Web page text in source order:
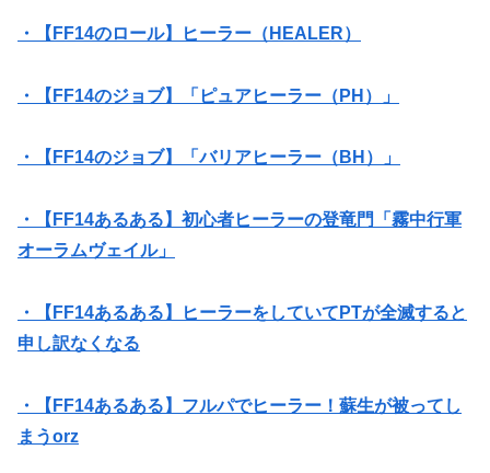
・【FF14のロール】ヒーラー（HEALER）
・【FF14のジョブ】「ピュアヒーラー（PH）」
・【FF14のジョブ】「バリアヒーラー（BH）」
・【FF14あるある】初心者ヒーラーの登竜門「霧中行軍
オーラムヴェイル」
・【FF14あるある】ヒーラーをしていてPTが全滅すると
申し訳なくなる
・【FF14あるある】フルパでヒーラー！蘇生が被ってし
まうorz